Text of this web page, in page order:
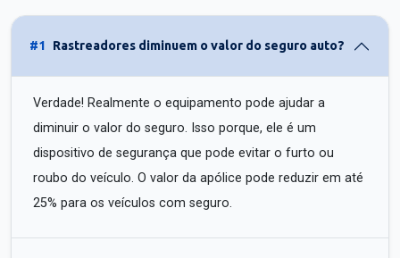
#1 Rastreadores diminuem o valor do seguro auto?
Verdade! Realmente o equipamento pode ajudar a
diminuir o valor do seguro. Isso porque, ele é um
dispositivo de segurança que pode evitar o furto ou
roubo do veículo. O valor da apólice pode reduzir em até
25% para os veículos com seguro.